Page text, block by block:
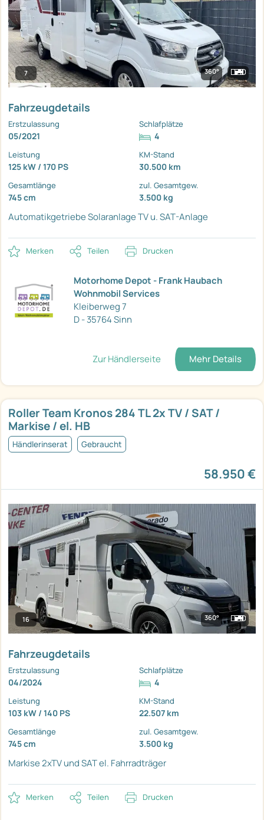
7 360°
Fahrzeugdetails
Erstzulassung
05/2021
Schlafplätze
4
Leistung
125 kW / 170 PS
KM-Stand
30.500 km
Gesamtlänge
745 cm
zul. Gesamtgew.
3.500 kg
AutomatikgetriebeSolaranlageTV u. SAT-Anlage
Merken Teilen Drucken
Motorhome Depot - Frank Haubach
Wohnmobil Services
Kleiberweg 7
D - 35764 Sinn
Zur Händlerseite Mehr Details
Roller Team Kronos 284 TL 2x TV / SAT /
Markise / el. HB
Händlerinserat Gebraucht
58.950 €
16 360°
Fahrzeugdetails
Erstzulassung
04/2024
Schlafplätze
4
Leistung
103 kW / 140 PS
KM-Stand
22.507 km
Gesamtlänge
745 cm
zul. Gesamtgew.
3.500 kg
Markise2xTV und SATel. Fahrradträger
Merken Teilen Drucken